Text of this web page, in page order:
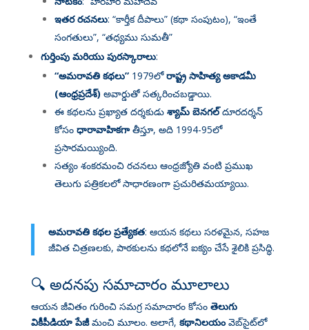
ఇతర రచనలు: “కార్తీక దీపాలు” (కథా సంపుటం), “ఇంతే
సంగతులు”, “తధ్యము సుమతీ”
గుర్తింపు మరియు పురస్కారాలు:
“అమరావతి కథలు”1979లోరాష్ట్ర సాహిత్య అకాడమీ
(ఆంధ్రప్రదేశ్) అవార్డుతో సత్కరించబడ్డాయి.
ఈ కథలను ప్రఖ్యాత దర్శకుడు శ్యామ్ బెనగల్దూరదర్శన్
కోసం ధారావాహికగాతీస్తూ, అది 1994-95లో
ప్రసారమయ్యింది.
సత్యం శంకరమంచి రచనలు ఆంధ్రజ్యోతి వంటి ప్రముఖ
తెలుగు పత్రికలలో సాధారణంగా ప్రచురితమయ్యాయి.
అమరావతి కథల ప్రత్యేకత: ఆయన కథలు సరళమైన, సహజ
జీవిత చిత్రణలకు, పాఠకులను కథలోనే ఐక్యం చేసే శైలికి ప్రసిద్ధి.
🔍 అదనపు సమాచారం మూలాలు
ఆయన జీవితం గురించి సమగ్ర సమాచారం కోసం తెలుగు
వికీపీడియా పేజీమంచి మూలం. అలాగే, కథానిలయంవెబ్‌సైట్‌లో